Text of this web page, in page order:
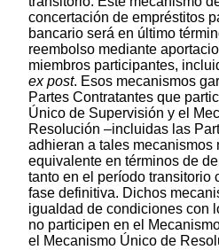
concertación de empréstitos
bancario será en último
reembolso mediante
miembros participantes,
ex post. Esos mecanismos
Partes Contratantes que
Único de Supervisión y el
Resolución –incluidas las
adhieran a tales mecanismos
equivalente en términos de
tanto en el período transitorio
fase definitiva. Dichos
igualdad de condiciones con
no participen en el
el Mecanismo Único de